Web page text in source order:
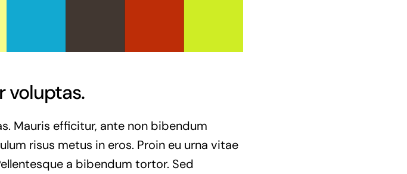
voluptas.
Mauris efficitur, ante non bibendum
risus metus in eros. Proin eu urna vitae
a bibendum tortor. Sed